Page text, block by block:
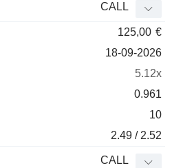
CALL
125,00 €
18-09-2026
5.12x
0.961
10
2.49 / 2.52
CALL